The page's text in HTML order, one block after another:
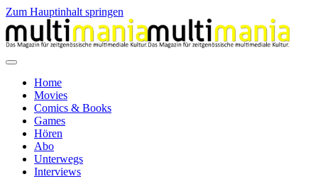
Zum Hauptinhalt springen
Home
Movies
Comics & Books
Games
Hören
Abo
Unterwegs
Interviews